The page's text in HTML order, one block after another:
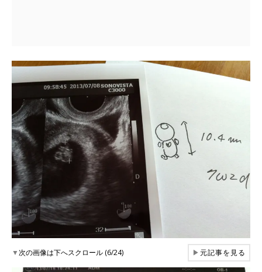
▼次の画像は下へスクロール (6/24) ▶元記事を見る